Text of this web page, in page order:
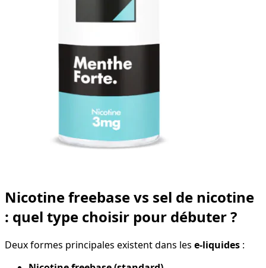
Nicotine freebase vs sel de nicotine
: quel type choisir pour débuter ?
Deux formes principales existent dans les e-liquides :